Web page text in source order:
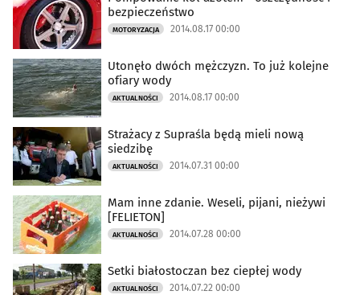
bezpieczeństwo
MOTORYZACJA 2014.08.17 00:00
Utonęło dwóch mężczyzn. To już kolejne
ofiary wody
AKTUALNOŚCI 2014.08.17 00:00
Strażacy z Supraśla będą mieli nową
siedzibę
AKTUALNOŚCI 2014.07.31 00:00
Mam inne zdanie. Weseli, pijani, nieżywi
[FELIETON]
AKTUALNOŚCI 2014.07.28 00:00
Setki białostoczan bez ciepłej wody
AKTUALNOŚCI 2014.07.22 00:00